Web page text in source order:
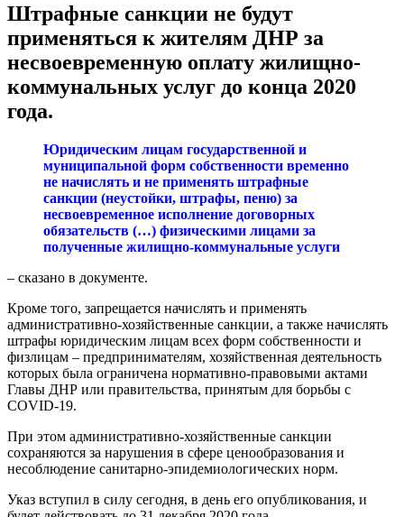
Штрафные санкции не будут
применяться к жителям ДНР за
несвоевременную оплату жилищно-
коммунальных услуг до конца 2020
года.
Юридическим лицам государственной и
муниципальной форм собственности временно
не начислять и не применять штрафные
санкции (неустойки, штрафы, пеню) за
несвоевременное исполнение договорных
обязательств (…) физическими лицами за
полученные жилищно-коммунальные услуги
– сказано в документе.
Кроме того, запрещается начислять и применять
административно-хозяйственные санкции, а также начислять
штрафы юридическим лицам всех форм собственности и
физлицам – предпринимателям, хозяйственная деятельность
которых была ограничена нормативно-правовыми актами
Главы ДНР или правительства, принятым для борьбы с
COVID-19.
При этом административно-хозяйственные санкции
сохраняются за нарушения в сфере ценообразования и
несоблюдение санитарно-эпидемиологических норм.
Указ вступил в силу сегодня, в день его опубликования, и